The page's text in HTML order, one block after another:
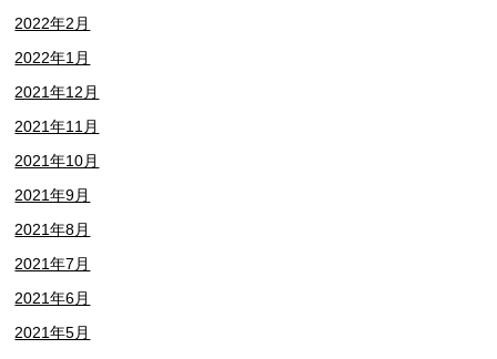
2022年2月
2022年1月
2021年12月
2021年11月
2021年10月
2021年9月
2021年8月
2021年7月
2021年6月
2021年5月